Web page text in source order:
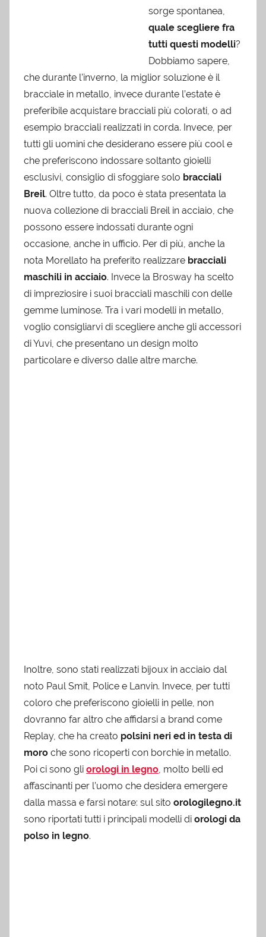
sorge spontanea,
quale scegliere fra
tutti questi modelli?
Dobbiamo sapere,
che durante l’inverno, la miglior soluzione è il
bracciale in metallo, invece durante l’estate è
preferibile acquistare bracciali più colorati, o ad
esempio bracciali realizzati in corda. Invece, per
tutti gli uomini che desiderano essere più cool e
che preferiscono indossare soltanto gioielli
esclusivi, consiglio di sfoggiare solo bracciali
Breil. Oltre tutto, da poco è stata presentata la
nuova collezione di bracciali Breil in acciaio, che
possono essere indossati durante ogni
occasione, anche in ufficio. Per di più, anche la
nota Morellato ha preferito realizzare bracciali
maschili in acciaio. Invece la Brosway ha scelto
di impreziosire i suoi bracciali maschili con delle
gemme luminose. Tra i vari modelli in metallo,
voglio consigliarvi di scegliere anche gli accessori
di Yuvi, che presentano un design molto
particolare e diverso dalle altre marche.
Inoltre, sono stati realizzati bijoux in acciaio dal
noto Paul Smit, Police e Lanvin. Invece, per tutti
coloro che preferiscono gioielli in pelle, non
dovranno far altro che affidarsi a brand come
Replay, che ha creato polsini neri ed in testa di
moro che sono ricoperti con borchie in metallo.
Poi ci sono gli orologi in legno, molto belli ed
affascinanti per l’uomo che desidera emergere
dalla massa e farsi notare: sul sito orologilegno.it
sono riportati tutti i principali modelli di orologi da
polso in legno.